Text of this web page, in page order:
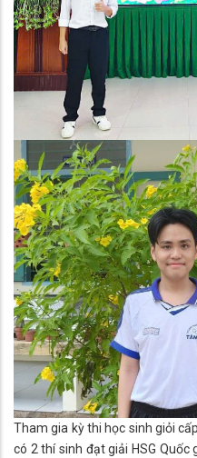
Tham gia kỳ thi học sinh giỏi
có 2 thí sinh đạt giải HSG Quốc